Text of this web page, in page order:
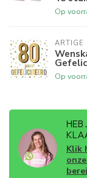
Op
ARTIGE
Op
HEB
Klik